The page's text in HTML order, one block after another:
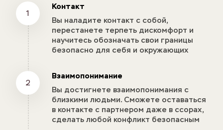
1
Контакт
Вы наладите контакт с собой,
перестанете терпеть дискомфорт и
научитесь обозначать свои границы
безопасно для себя и окружающих
2
Взаимопонимание
Вы достигнете взаимопонимания с
близкими людьми. Сможете оставаться
в контакте с партнером даже в ссорах,
сделать любой конфликт безопасным